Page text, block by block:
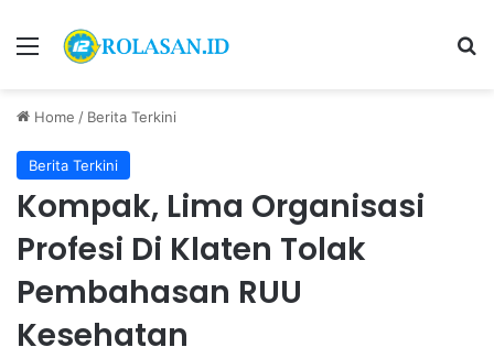
Menu
Home / Berita Terkini
Berita Terkini
Kompak, Lima Organisasi
Profesi Di Klaten Tolak
Pembahasan RUU
Kesehatan